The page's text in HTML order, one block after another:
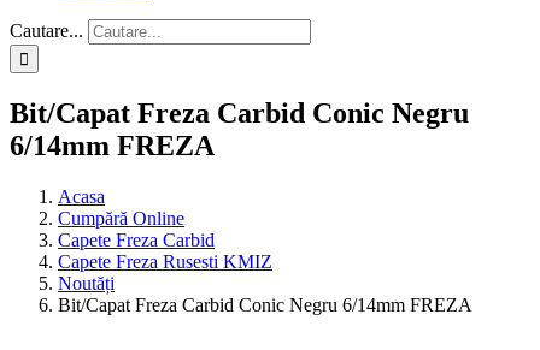
Cautare...
Bit/Capat Freza Carbid Conic Negru
6/14mm FREZA
Acasa
Cumpără Online
Capete Freza Carbid
Capete Freza Rusesti KMIZ
Noutăți
Bit/Capat Freza Carbid Conic Negru 6/14mm FREZA